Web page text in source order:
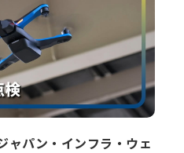
パン・インフラ・ウェ